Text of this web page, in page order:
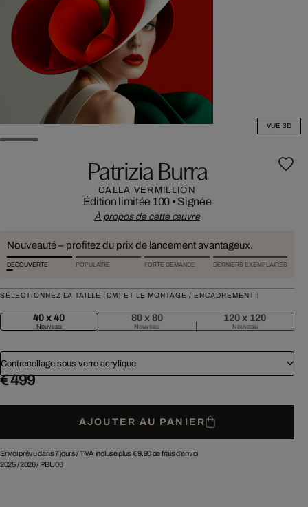
VUE 3D
Patrizia Burra
CALLA VERMILLION
Édition limitée 100 • Signée
À propos de cette œuvre
Nouveauté – profitez du prix de lancement avantageux.
DÉCOUVERTE POPULAIRE FORTE DEMANDE DERNIERS EXEMPLAIRES
SÉLECTIONNEZ LA TAILLE (CM) ET LE MONTAGE / ENCADREMENT :
40 x 40
Nouveau
80 x 80
Nouveau
120 x 120
Nouveau
Contrecollage sous verre acrylique
€ 499
AJOUTER AU PANIER
Envoi prévu dans 7 jours /TVA incluse plus € 9,90de frais d'envoi
2025/2026/ PBU06